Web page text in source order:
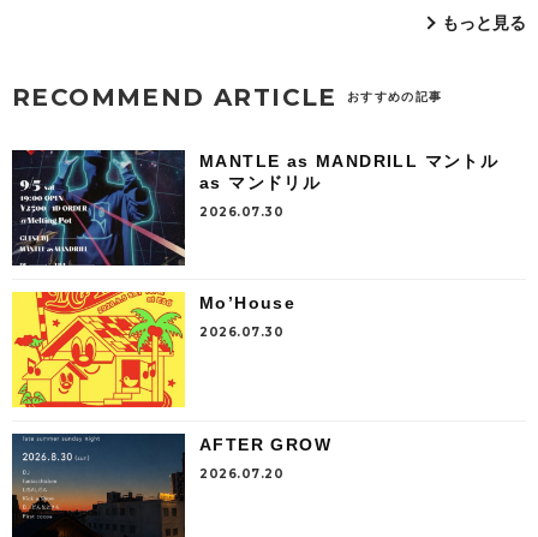
もっと見る
RECOMMEND ARTICLE おすすめの記事
MANTLE as MANDRILL マントル
as マンドリル
2026.07.30
Mo’House
2026.07.30
AFTER GROW
2026.07.20